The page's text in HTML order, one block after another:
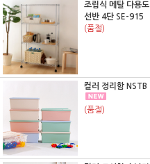
조립식 메탈 다용도
선반 4단 SE-915
(품절)
컬러 정리함 NSTB
(품절)